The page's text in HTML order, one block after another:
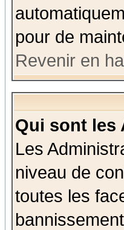
pour de
Revenir en
Qui sont les
Les
niveau de
toutes les